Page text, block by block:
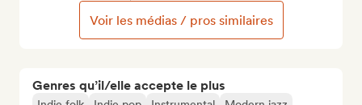
Genres qu’il/elle accepte le plus
Voir les médias / pros similaires